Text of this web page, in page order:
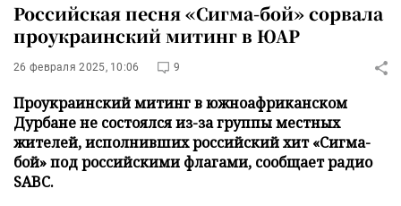
Российская песня «Сигма-бой» сорвала
проукраинский митинг в ЮАР
26 февраля 2025, 10:06 9
Проукраинский митинг в южноафриканском
Дурбане не состоялся из-за группы местных
жителей, исполнивших российский хит «Сигма-
бой» под российскими флагами, сообщает радио
SABC.